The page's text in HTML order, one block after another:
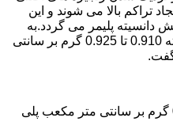
تراکم بالا می شوند و این
دانسیته پلیمر می گردد.به
طور کلی به پلی اتیلن های با دانسیته 0.910 تا 0.925 گرم بر سانتی
پلی اتیلن با دانسیته 0.941 تا 0.959 گرم بر سانتی متر مکعب پلی